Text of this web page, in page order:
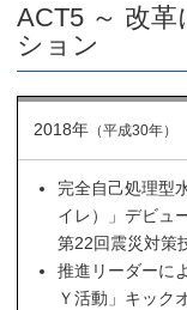
ACT5 ～ 改
ション
2018年（平成30年）
完全自己処理型
イレ）」デビュ
第22回震災対策
推進リーダーに
Ｙ活動」キック